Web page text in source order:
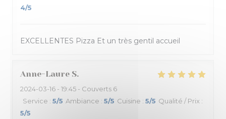
4/5
EXCELLENTES Pizza Et un très gentil accueil
Anne-Laure S
2024-03-16 - 19:45 - Couverts 6
Service : 5/5 Ambiance : 5/5 Cuisine : 5/5 Qualité / Prix :
5/5